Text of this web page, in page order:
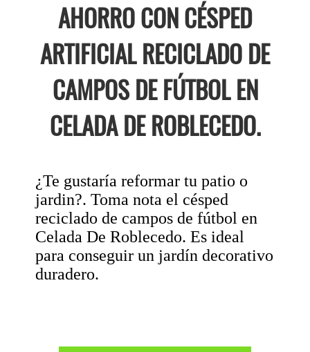
AHORRO CON CÉSPED
ARTIFICIAL RECICLADO DE
CAMPOS DE FÚTBOL EN
CELADA DE ROBLECEDO.
¿Te gustaría reformar tu patio o
jardin?. Toma nota el césped
reciclado de campos de fútbol en
Celada De Roblecedo. Es ideal
para conseguir un jardín decorativo
duradero.